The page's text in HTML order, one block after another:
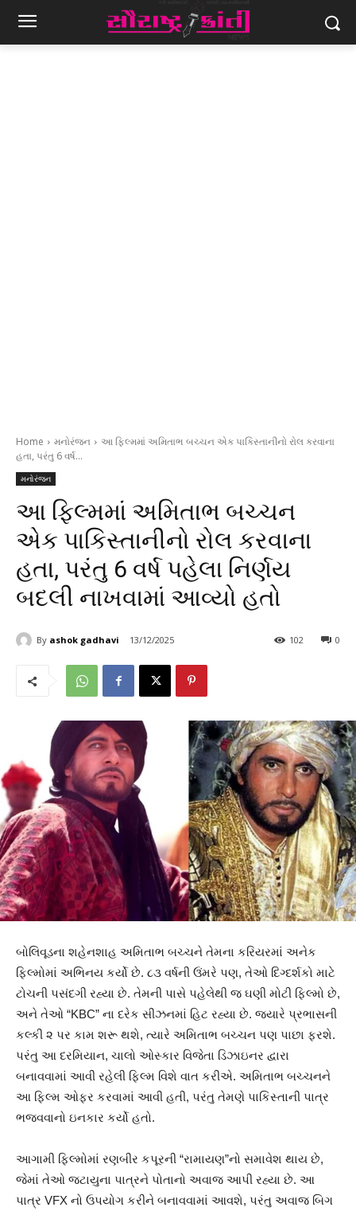
Home મનોરંજન
આ ફિલ્મમાં અમિતાભ બચ્ચન એક પાકિસ્તાનીનો રોલ કરવાના
હતા, પરંતુ 6 વર્ષ...
મનોરંજન
આ ફિલ્મમાં અમિતાભ બચ્ચન
એક પાકિસ્તાનીનો રોલ કરવાના
હતા, પરંતુ 6 વર્ષ પહેલા નિર્ણય
બદલી નાખવામાં આવ્યો હતો
By ashok gadhavi 13/12/2025 0
102
બોલિવૂડના શહેનશાહ અમિતાભ બચ્ચને તેમના કરિયરમાં અનેક
ફિલ્મોમાં અભિનય કર્યો છે. ૮૩ વર્ષની ઉંમરે પણ, તેઓ દિગ્દર્શકો માટે
ટોચની પસંદગી રહ્યા છે. તેમની પાસે પહેલેથી જ ઘણી મોટી ફિલ્મો છે,
અને તેઓ “KBC” ના દરેક સીઝનમાં હિટ રહ્યા છે. જ્યારે પ્રભાસની
કલ્કી ૨ પર કામ શરૂ થશે, ત્યારે અમિતાભ બચ્ચન પણ પાછા ફરશે.
પરંતુ આ દરમિયાન, ચાલો ઓસ્કાર વિજેતા ડિઝાઇનર દ્વારા
બનાવવામાં આવી રહેલી ફિલ્મ વિશે વાત કરીએ. અમિતાભ બચ્ચનને
આ ફિલ્મ ઓફર કરવામાં આવી હતી, પરંતુ તેમણે પાકિસ્તાની પાત્ર
ભજવવાનો ઇનકાર કર્યો હતો.
આગામી ફિલ્મોમાં રણબીર કપૂરની “રામાયણ”નો સમાવેશ થાય છે,
જેમાં તેઓ જટાયુના પાત્રને પોતાનો અવાજ આપી રહ્યા છે. આ
પાત્ર VFX નો ઉપયોગ કરીને બનાવવામાં આવશે, પરંતુ અવાજ બિગ